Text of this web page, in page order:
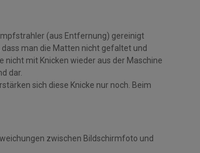
(aus Entfernung) gereinigt
man die Matten nicht gefaltet und
nicht mit Knicken wieder aus der Maschine
dar.
sich diese Knicke nur noch. Beim
zwischen Bildschirmfoto und